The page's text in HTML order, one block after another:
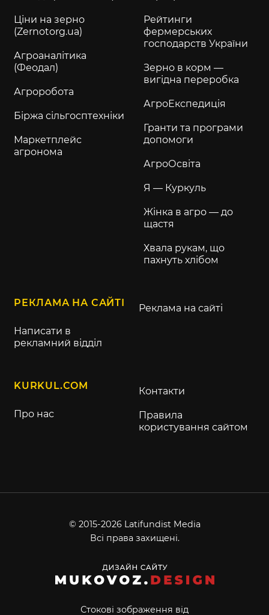
Ціни на зерно
(Zernotorg.ua)
Агроаналітика
(Феодал)
Агроробота
Біржа сільгосптехніки
Маркетплейс
агронома
Рейтинги
фермерських
господарств України
Зерно в корм —
вигідна переробка
АгроЕкспедиція
Гранти та програми
допомоги
АгроОсвіта
Я — Куркуль
Жінка в агро — до
щастя
Хвала рукам, що
пахнуть хлібом
РЕКЛАМА НА САЙТІ
Написати в
рекламний відділ
Реклама на сайті
KURKUL.COM
Про нас
Контакти
Правила
користування сайтом
© 2015-2026 Latifundist Media
Всі права захищені.
Стокові зображення від